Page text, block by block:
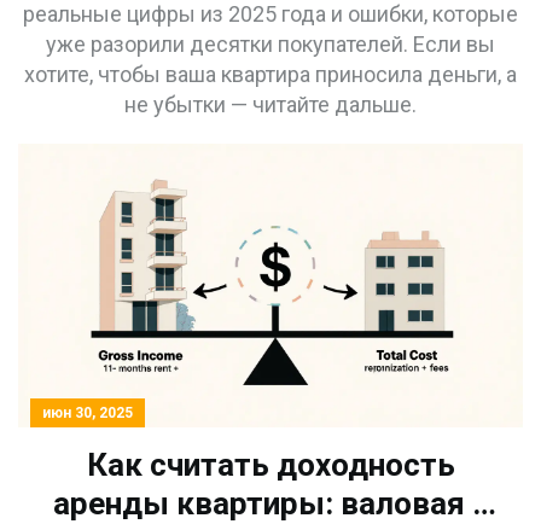
реальные цифры из 2025 года и ошибки, которые
уже разорили десятки покупателей. Если вы
хотите, чтобы ваша квартира приносила деньги, а
не убытки — читайте дальше.
июн 30, 2025
Как считать доходность
аренды квартиры: валовая и